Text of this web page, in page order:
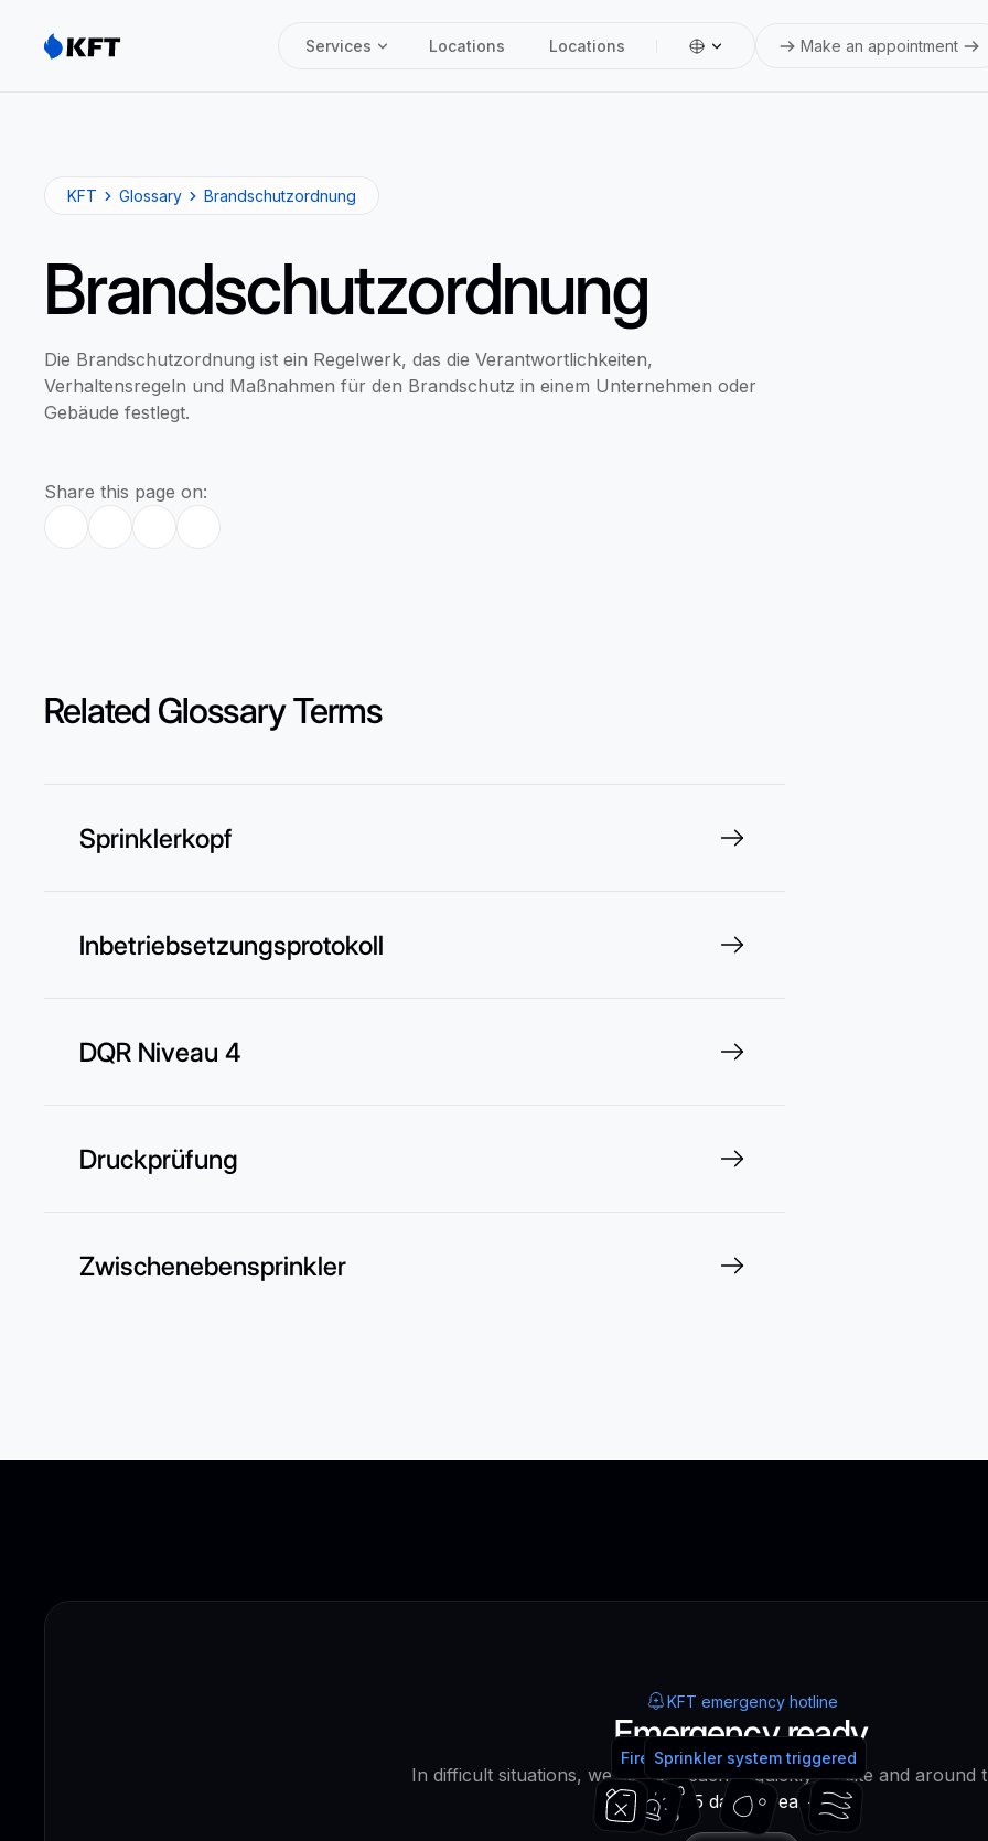
Services Locations Locations Make an appointment
KFT Glossary Brandschutzordnung
Brandschutzordnung
Die Brandschutzordnung ist ein Regelwerk, das die Verantwortlichkeiten,
Verhaltensregeln und Maßnahmen für den Brandschutz in einem Unternehmen oder
Gebäude festlegt.
Share this page on:
Related Glossary Terms
Sprinklerkopf
Inbetriebsetzungsprotokoll
DQR Niveau 4
Druckprüfung
Zwischenebensprinkler
KFT emergency hotline
Emergency ready
In difficult situations, we can be reached quickly on site and around
365 days a year!
Fire extinguisher used
Fire alarm system triggered
water!
Sprinkler system triggered